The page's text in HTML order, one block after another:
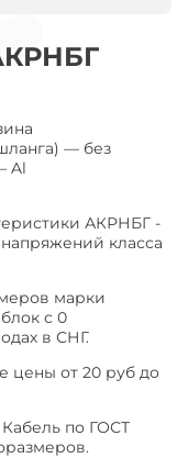
— без
Al
АКРНБГ -
класса
марки
с 0
в СНГ.
цены от 20 руб до
по ГОСТ